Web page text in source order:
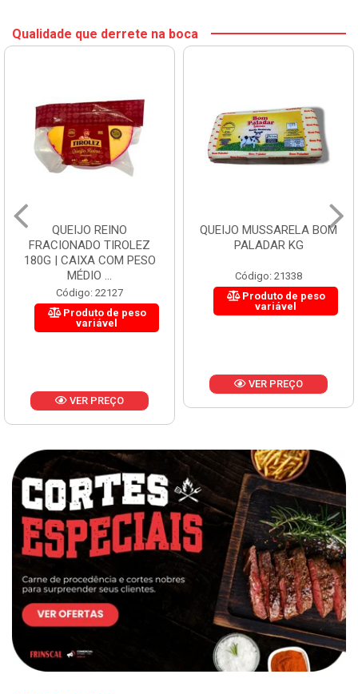
Qualidade que derrete na boca
QUEIJO REINO
FRACIONADO TIROLEZ
180G | CAIXA COM PESO
MÉDIO ...
Código: 22127
Produto de peso
variável
VER PREÇO
QUEIJO MUSSARELA BOM
PALADAR KG
Código: 21338
Produto de peso
variável
VER PREÇO